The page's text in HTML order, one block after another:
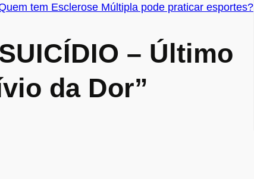
tem Esclerose Múltipla pode praticar esportes?
– Último
da Dor”